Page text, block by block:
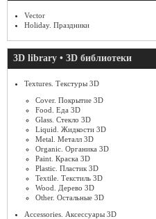
Vector
Holiday. Праздники
3D library • 3D библиотеки
Textures. Текстуры 3D
Cover. Покрытие 3D
Food. Еда 3D
Glass. Стекло 3D
Liquid. Жидкости 3D
Metal. Металл 3D
Organic. Органика 3D
Paint. Краска 3D
Plastic. Пластик 3D
Textile. Текстиль 3D
Wood. Дерево 3D
Other. Остальные 3D
Accessories. Аксессуары 3D